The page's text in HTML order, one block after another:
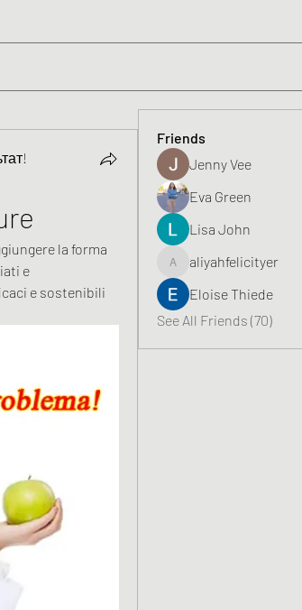
la forma
e
e sostenibili
Friends
Jenny Vee
Eva Green
Lisa John
aliyahfelicityer
aliyahfelicityer
Eloise Thiede
See All Friends (70)